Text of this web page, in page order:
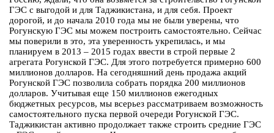
ГЭС с выгодой и для Таджикистана, и для себя. Проект
дорогой, и до начала 2010 года мы не были уверены, что
Рогунскую ГЭС мы можем построить самостоятельно. Сейчас
мы поверили в это, эта уверенность укрепилась, и мы
планируем в 2013 – 2015 годах ввести в строй первые 2
агрегата Рогунской ГЭС. Для этого потребуется примерно 600
миллионов долларов. На сегодняшний день продажа акций
Рогунской ГЭС позволила собрать порядка 200 миллионов
долларов. Учитывая еще 150 миллионов ежегодных
бюджетных ресурсов, мы всерьез рассматриваем возможность
самостоятельного пуска первой очереди Рогунской ГЭС.
Таджикистан активно продолжает также строить средние ГЭС